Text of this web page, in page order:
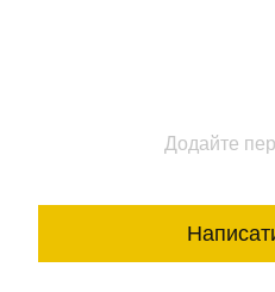
Додайте